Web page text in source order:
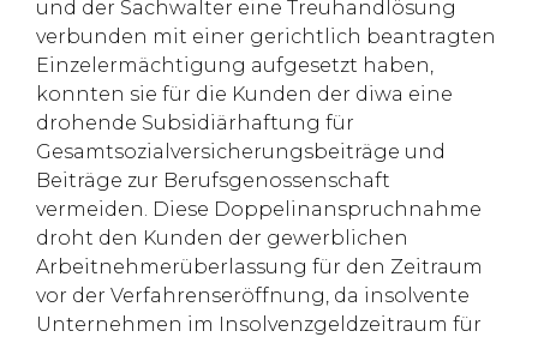
und der Sachwalter eine Treuhandlösung
verbunden mit einer gerichtlich beantragten
Einzelermächtigung aufgesetzt haben,
konnten sie für die Kunden der diwa eine
drohende Subsidiärhaftung für
Gesamtsozialversicherungsbeiträge und
Beiträge zur Berufsgenossenschaft
vermeiden. Diese Doppelinanspruchnahme
droht den Kunden der gewerblichen
Arbeitnehmerüberlassung für den Zeitraum
vor der Verfahrenseröffnung, da insolvente
Unternehmen im Insolvenzgeldzeitraum für